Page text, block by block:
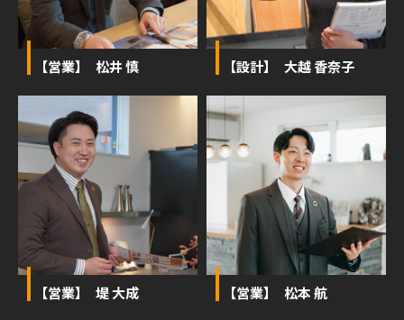
【営業】 松井 慎 【設計】 大越 香奈子
【営業】 堤 大成 【営業】 松本 航